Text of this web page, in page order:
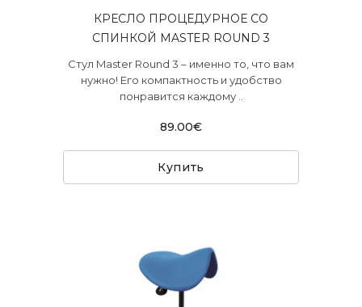
КРЕСЛО ПРОЦЕДУРНОЕ СО
СПИНКОЙ MASTER ROUND 3
Стул Master Round 3 – именно то, что вам
нужно! Его компактность и удобство
понравится каждому ..
89.00€
Купить